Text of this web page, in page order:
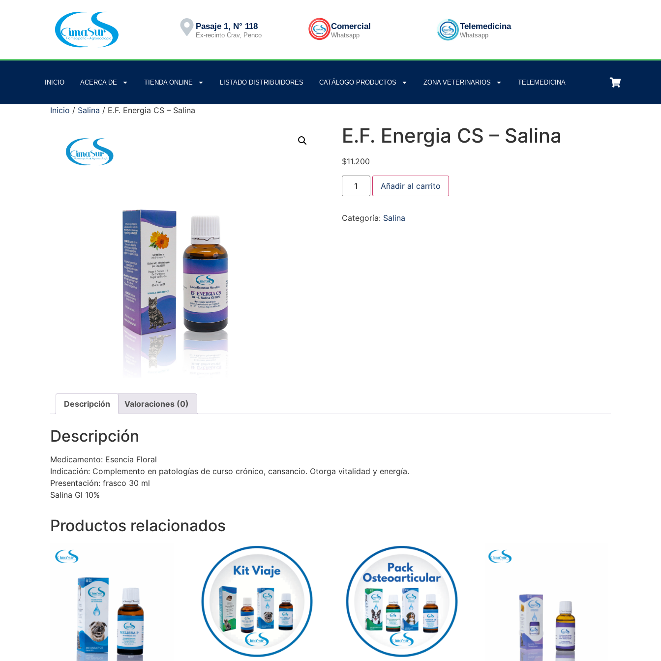
Pasaje 1, N° 118
Ex-recinto Crav, Penco
Comercial
Whatsapp
Telemedicina
Whatsapp
INICIO ACERCA DE TIENDA ONLINE LISTADO DISTRIBUIDORES CATÁLOGO PRODUCTOS ZONA VETERINARIOS TELEMEDICINA
Inicio / Salina / E.F. Energia CS – Salina
E.F. Energia CS – Salina
$11.200
Añadir al carrito
Categoría: Salina
Descripción Valoraciones (0)
Descripción
Medicamento: Esencia Floral
Indicación: Complemento en patologías de curso crónico, cansancio. Otorga vitalidad y energía.
Presentación: frasco 30 ml
Salina Gl 10%
Productos relacionados